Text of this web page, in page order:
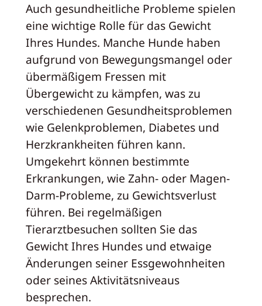
Auch gesundheitliche Probleme spielen
eine wichtige Rolle für das Gewicht
Ihres Hundes. Manche Hunde haben
aufgrund von Bewegungsmangel oder
übermäßigem Fressen mit
Übergewicht zu kämpfen, was zu
verschiedenen Gesundheitsproblemen
wie Gelenkproblemen, Diabetes und
Herzkrankheiten führen kann.
Umgekehrt können bestimmte
Erkrankungen, wie Zahn- oder Magen-
Darm-Probleme, zu Gewichtsverlust
führen. Bei regelmäßigen
Tierarztbesuchen sollten Sie das
Gewicht Ihres Hundes und etwaige
Änderungen seiner Essgewohnheiten
oder seines Aktivitätsniveaus
besprechen.